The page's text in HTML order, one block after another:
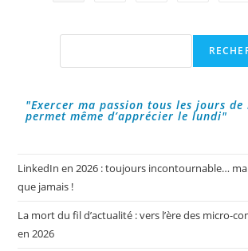
Rechercher
"Exercer ma passion tous les jours de
permet même d’apprécier le lundi"
LinkedIn en 2026 : toujours incontournable…
que jamais !
La mort du fil d’actualité : vers l’ère des micro-
en 2026